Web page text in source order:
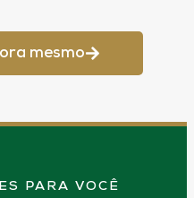
mesmo
PARA VOCÊ